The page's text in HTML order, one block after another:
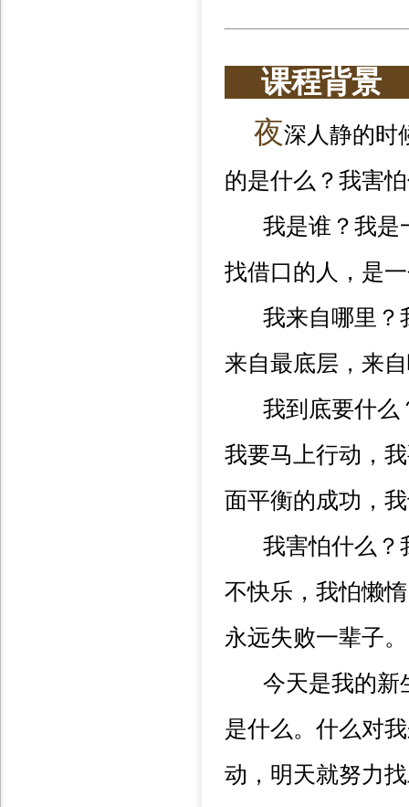
课程背
夜深人静的时
的是什么？我害
我是谁？我是
找借口的人，是
我来自哪里？
来自最底层，来
我到底要什么
我要马上行动，
面平衡的成功，
我害怕什么？
不快乐，我怕懒
永远失败一辈子。
今天是我的新
是什么。什么对
动，明天就努力